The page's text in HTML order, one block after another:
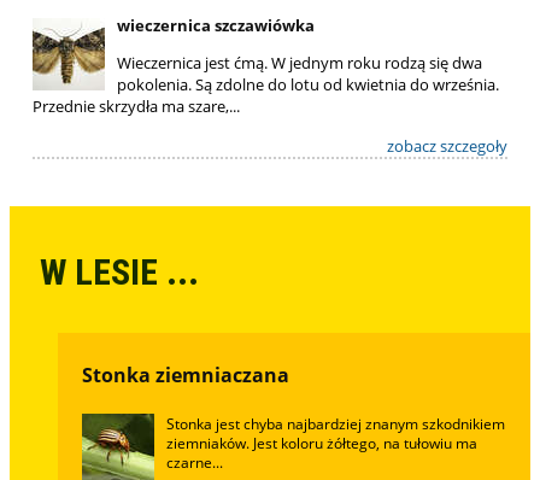
wieczernica szczawiówka
Wieczernica jest ćmą. W jednym roku rodzą się dwa
pokolenia. Są zdolne do lotu od kwietnia do września.
Przednie skrzydła ma szare,...
zobacz szczegoły
W LESIE ...
Stonka ziemniaczana
Stonka jest chyba najbardziej znanym szkodnikiem
ziemniaków. Jest koloru żółtego, na tułowiu ma
czarne...